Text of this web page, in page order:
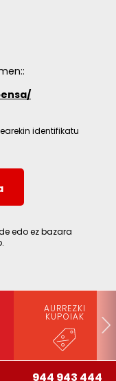
identifikatu
edo ez bazara
AURREZKI
KUPOIAK
944 943 444